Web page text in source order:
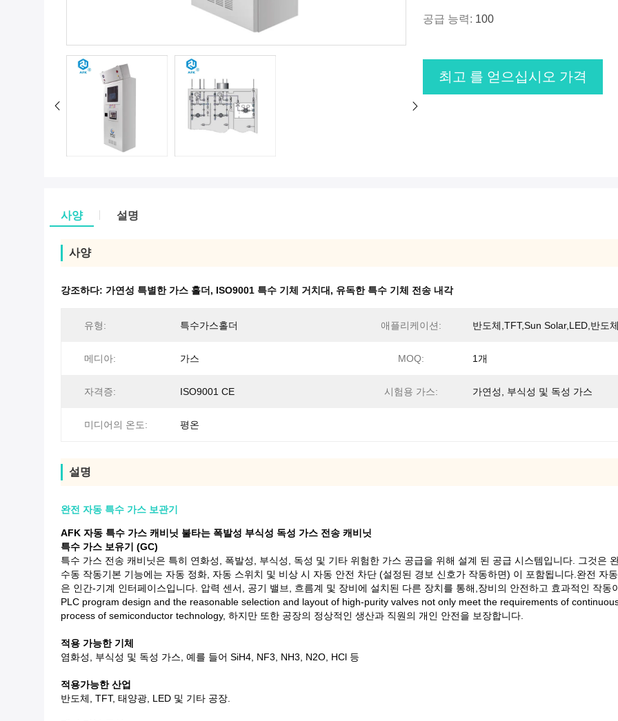
공급 능력: 100
최고 를 얻으십시오 가격
사양 설명
사양
강조하다: 가연성 특별한 가스 홀더 , ISO9001 특수 기체 거치대 , 유독한 특수 기체 전송 내각
유형: 특수가스홀더 애플리케이션: 반도체,TFT,Sun Solar,LED,반도
메디아: 가스 MOQ: 1개
자격증: ISO9001 CE 시험용 가스: 가연성, 부식성 및 독성 가스
미디어의 온도: 평온
설명
완전 자동 특수 가스 보관기
AFK 자동 특수 가스 캐비닛 불타는 폭발성 부식성 독성 가스 전송 캐비닛
특수 가스 보유기 (GC)
특수 가스 전송 캐비닛은 특히 연화성, 폭발성, 부식성, 독성 및 기타 위험한 가스 공급을 위해 설계 된 공급 시스템입니다. 그것은
수동 작동기본 기능에는 자동 정화, 자동 스위치 및 비상 시 자동 안전 차단 (설정된 경보 신호가 작동하면) 이 포함됩니다.완전 자
은 인간-기계 인터페이스입니다. 압력 센서, 공기 밸브, 흐름계 및 장비에 설치된 다른 장치를 통해,장비의 안전하고 효과적인 작
PLC program design and the reasonable selection and layout of high-purity valves not only meet the requirements of
process of semiconductor technology, 하지만 또한 공장의 정상적인 생산과 직원의 개인 안전을 보장합니다.
적용 가능한 기체
염화성, 부식성 및 독성 가스, 예를 들어 SiH4, NF3, NH3, N2O, HCl 등
적용가능한 산업
반도체, TFT, 태양광, LED 및 기타 공장.